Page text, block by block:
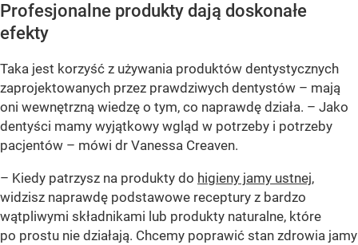
Profesjonalne produkty dają doskonałe
efekty
Taka jest korzyść z używania produktów dentystycznych
zaprojektowanych przez prawdziwych dentystów – mają
oni wewnętrzną wiedzę o tym, co naprawdę działa. – Jako
dentyści mamy wyjątkowy wgląd w potrzeby i potrzeby
pacjentów – mówi dr Vanessa Creaven.
– Kiedy patrzysz na produkty do higieny jamy ustnej,
widzisz naprawdę podstawowe receptury z bardzo
wątpliwymi składnikami lub produkty naturalne, które
po prostu nie działają. Chcemy poprawić stan zdrowia jamy